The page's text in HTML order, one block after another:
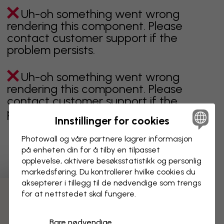
Uh-oh something went wrong
rendering this component. Please
contact customer support if the
problem persists.
Uh-oh something went wrong
rendering this component. Please
contact customer support if the
problem persists.
Viser side 1 av 9 sider
Oppdag fleire kategoriar
Innstillinger for cookies
Photowall og våre partnere lagrer informasjon
på enheten din for å tilby en tilpasset
opplevelse, aktivere besøks­statistikk og personlig
markedsføring. Du kontrollerer hvilke cookies du
aksepterer i tillegg til de nødvendige som trengs
for at nettstedet skal fungere.